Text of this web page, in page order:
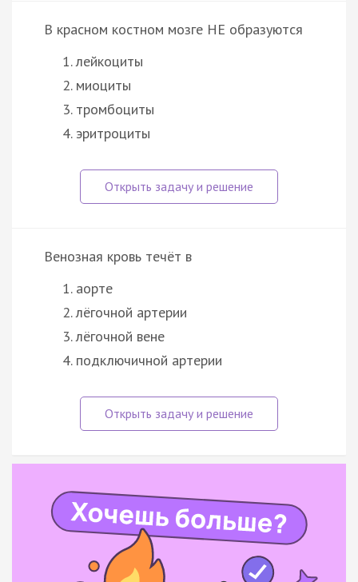
В красном костном мозге НЕ образуются
лейкоциты
миоциты
тромбоциты
эритроциты
Венозная кровь течёт в
аорте
лёгочной артерии
лёгочной вене
подключичной артерии